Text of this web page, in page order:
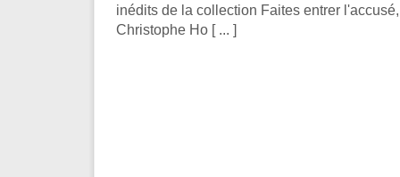
inédits de la collection Faites entrer
Christophe Ho [ ... ]